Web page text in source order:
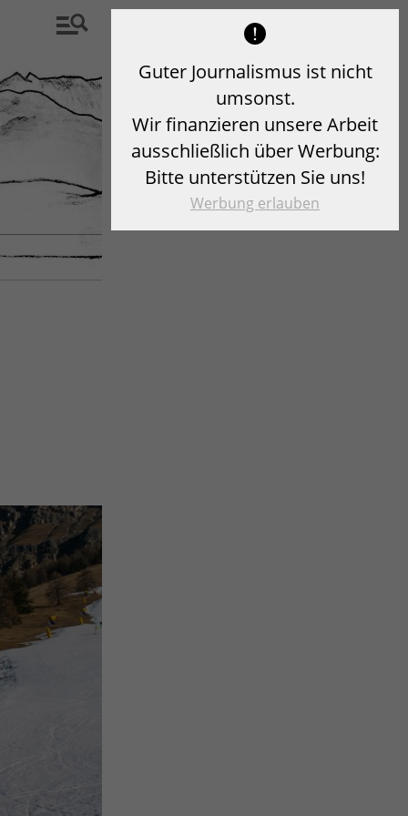
Guter Journalismus ist nicht
umsonst.
Wir finanzieren unsere Arbeit
ausschließlich über Werbung:
Bitte unterstützen Sie uns!
Werbung erlauben